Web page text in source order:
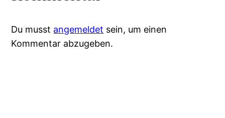
Du musst angemeldet sein, um einen
Kommentar abzugeben.